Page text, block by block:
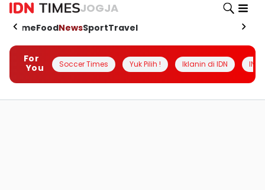
JOGJA
HomeFoodNewsSportTravel
For
You
Soccer Times Yuk Pilih ! Iklanin di IDN